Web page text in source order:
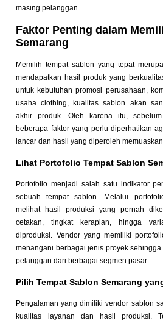
masing pelanggan.
Faktor Penting dalam
Semarang
Memilih tempat sablon yang tepat
mendapatkan hasil produk yang
untuk kebutuhan promosi perusahaan,
usaha clothing, kualitas sablon akan
akhir produk. Oleh karena itu,
beberapa faktor yang perlu diperhatikan
lancar dan hasil yang diperoleh
Lihat Portofolio Tempat Sablon
Portofolio menjadi salah satu indikator
sebuah tempat sablon. Melalui
melihat hasil produksi yang pernah
cetakan, tingkat kerapian, hingga
diproduksi. Vendor yang memiliki
menangani berbagai jenis proyek
pelanggan dari berbagai segmen pasar.
Pilih Tempat Sablon Semarang
Pengalaman yang dimiliki vendor sablon
kualitas layanan dan hasil produksi.